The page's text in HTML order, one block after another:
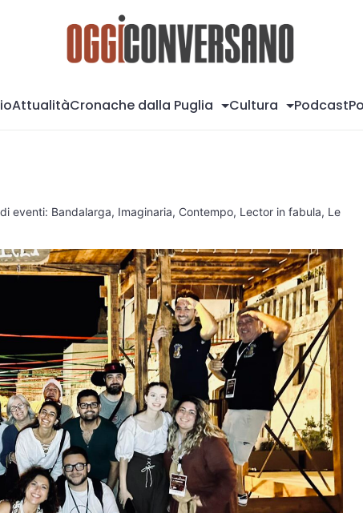
AttualitàCronache dalla Puglia Cultura Podcast
eventi: Bandalarga, Imaginaria, Contempo, Lector in fabula, Le